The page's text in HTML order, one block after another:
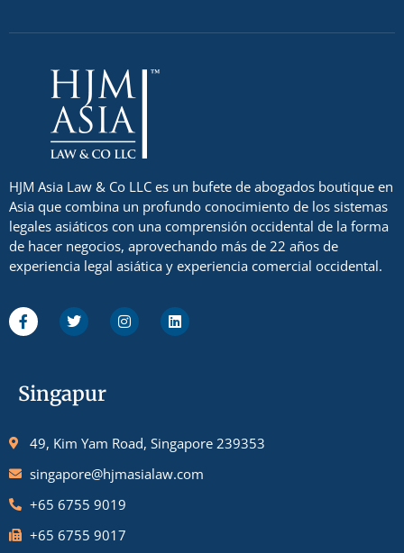
HJM Asia Law & Co LLC es un bufete de abogados boutique en
Asia que combina un profundo conocimiento de los sistemas
legales asiáticos con una comprensión occidental de la forma
de hacer negocios, aprovechando más de 22 años de
experiencia legal asiática y experiencia comercial occidental.
Singapur
49, Kim Yam Road, Singapore 239353
singapore@hjmasialaw.com
+65 6755 9019
+65 6755 9017